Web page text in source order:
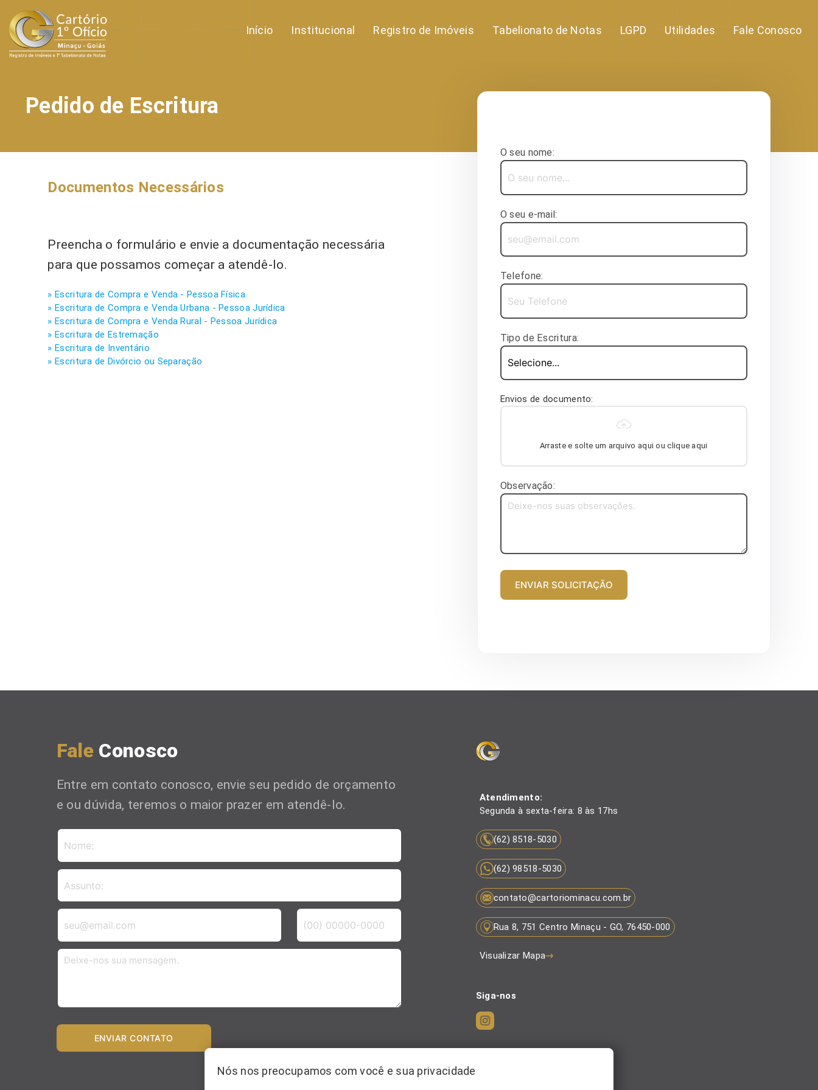
Início Institucional Registro de Imóveis Tabelionato de Notas LGPD Utilidades Fale Conosco
Pedido de Escritura
Documentos Necessários
Preencha o formulário e envie a documentação necessária
para que possamos começar a atendê-lo.
» Escritura de Compra e Venda - Pessoa Física
» Escritura de Compra e Venda Urbana - Pessoa Jurídica
» Escritura de Compra e Venda Rural - Pessoa Jurídica
» Escritura de Estremação
» Escritura de Inventário
» Escritura de Divórcio ou Separação
O seu nome:
O seu e-mail:
Telefone:
Tipo de Escritura:
Envios de documento:
Arraste e solte um arquivo aqui ou clique aqui
Observação:
ENVIAR SOLICITAÇÃO
Fale Conosco
Entre em contato conosco, envie seu pedido de orçamento
e ou dúvida, teremos o maior prazer em atendê-lo.
ENVIAR CONTATO
Atendimento:
Segunda à sexta-feira: 8 às 17hs
(62) 8518-5030
(62) 98518-5030
contato@cartoriominacu.com.br
Rua 8, 751 Centro Minaçu - GO, 76450-000
Visualizar Mapa
Siga-nos
Nós nos preocupamos com você e sua privacidade